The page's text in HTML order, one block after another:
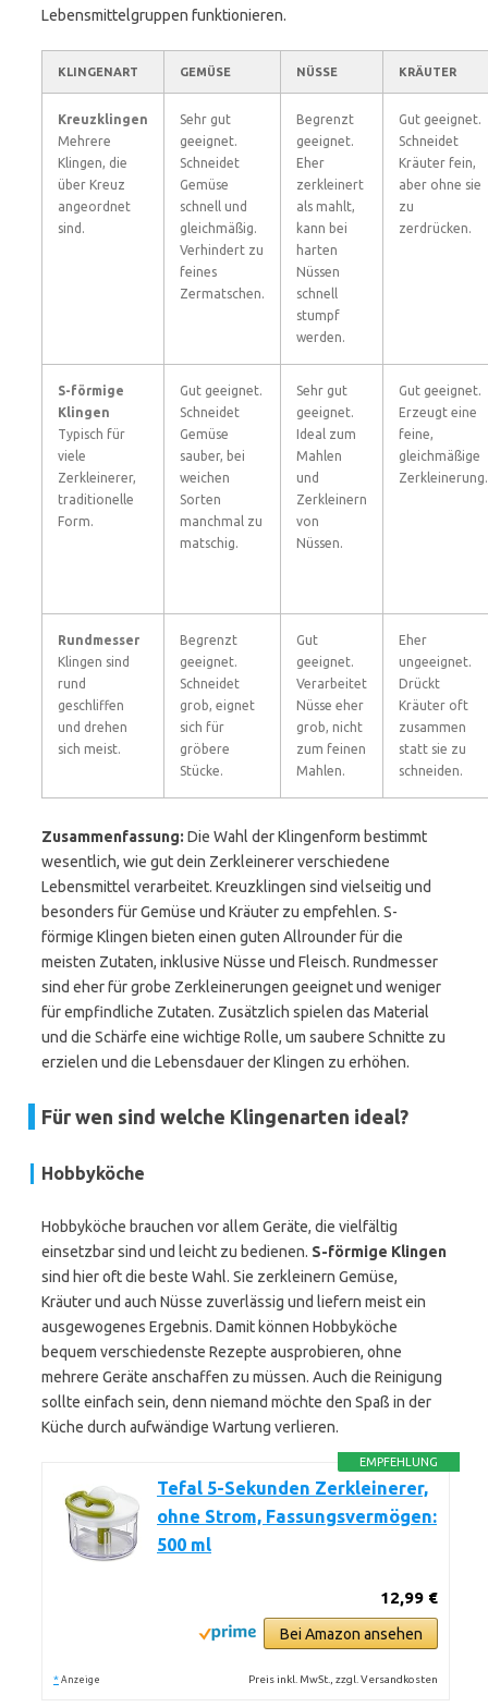
Lebensmittelgruppen funktionieren.
KLINGENART GEMÜSE NÜSSE KRÄUTER
Kreuzklingen
Mehrere
Klingen, die
über Kreuz
angeordnet
sind.
Sehr gut
geeignet.
Schneidet
Gemüse
schnell und
gleichmäßig.
Verhindert zu
feines
Zermatschen.
Begrenzt
geeignet.
Eher
zerkleinert
als mahlt,
kann bei
harten
Nüssen
schnell
stumpf
werden.
Gut geeignet.
Schneidet
Kräuter fein,
aber ohne sie
zu
zerdrücken.
S-förmige
Klingen
Typisch für
viele
Zerkleinerer,
traditionelle
Form.
Gut geeignet.
Schneidet
Gemüse
sauber, bei
weichen
Sorten
manchmal zu
matschig.
Sehr gut
geeignet.
Ideal zum
Mahlen
und
Zerkleinern
von
Nüssen.
Gut geeignet.
Erzeugt eine
feine,
gleichmäßige
Zerkleinerung.
Rundmesser
Klingen sind
rund
geschliffen
und drehen
sich meist.
Begrenzt
geeignet.
Schneidet
grob, eignet
sich für
gröbere
Stücke.
Gut
geeignet.
Verarbeitet
Nüsse eher
grob, nicht
zum feinen
Mahlen.
Eher
ungeeignet.
Drückt
Kräuter oft
zusammen
statt sie zu
schneiden.
Zusammenfassung: Die Wahl der Klingenform bestimmt
wesentlich, wie gut dein Zerkleinerer verschiedene
Lebensmittel verarbeitet. Kreuzklingen sind vielseitig und
besonders für Gemüse und Kräuter zu empfehlen. S-
förmige Klingen bieten einen guten Allrounder für die
meisten Zutaten, inklusive Nüsse und Fleisch. Rundmesser
sind eher für grobe Zerkleinerungen geeignet und weniger
für empfindliche Zutaten. Zusätzlich spielen das Material
und die Schärfe eine wichtige Rolle, um saubere Schnitte zu
erzielen und die Lebensdauer der Klingen zu erhöhen.
Für wen sind welche Klingenarten ideal?
Hobbyköche
Hobbyköche brauchen vor allem Geräte, die vielfältig
einsetzbar sind und leicht zu bedienen. S-förmige Klingen
sind hier oft die beste Wahl. Sie zerkleinern Gemüse,
Kräuter und auch Nüsse zuverlässig und liefern meist ein
ausgewogenes Ergebnis. Damit können Hobbyköche
bequem verschiedenste Rezepte ausprobieren, ohne
mehrere Geräte anschaffen zu müssen. Auch die Reinigung
sollte einfach sein, denn niemand möchte den Spaß in der
Küche durch aufwändige Wartung verlieren.
EMPFEHLUNG
Tefal 5-Sekunden Zerkleinerer,
ohne Strom, Fassungsvermögen:
500 ml
12,99 €
Bei Amazon ansehen
* Anzeige Preis inkl. MwSt., zzgl. Versandkosten